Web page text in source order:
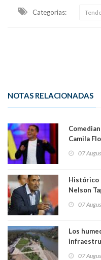
Categorias:
NOTAS RELACIONADAS
Camila
forma de
07
Histórico
Nelson
07
Los
07